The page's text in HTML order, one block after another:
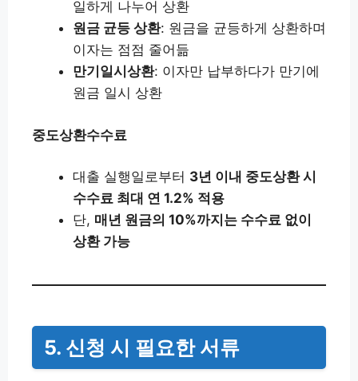
일하게 나누어 상환
원금 균등 상환: 원금을 균등하게 상환하며
이자는 점점 줄어듦
만기일시상환: 이자만 납부하다가 만기에
원금 일시 상환
중도상환수수료
대출 실행일로부터 3년 이내 중도상환 시
수수료 최대 연 1.2% 적용
단, 매년 원금의 10%까지는 수수료 없이
상환 가능
5. 신청 시 필요한 서류